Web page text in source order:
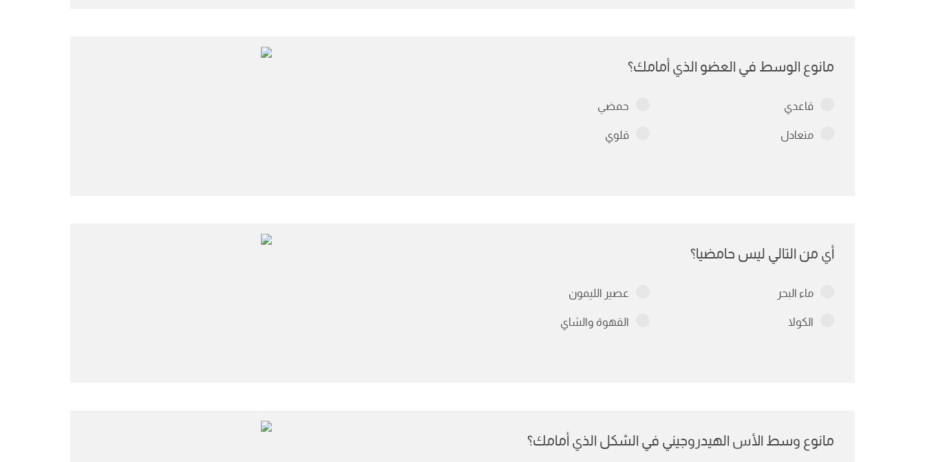
مانوع الوسط في العضو الذي أمامك؟
قاعدي حمضي
متعادل قلوي
أي من التالي ليس حامضيا؟
ماء البحر عصير الليمون
الكولا القهوة والشاي
مانوع وسط الأس الهيدروجيني في الشكل الذي أمامك؟